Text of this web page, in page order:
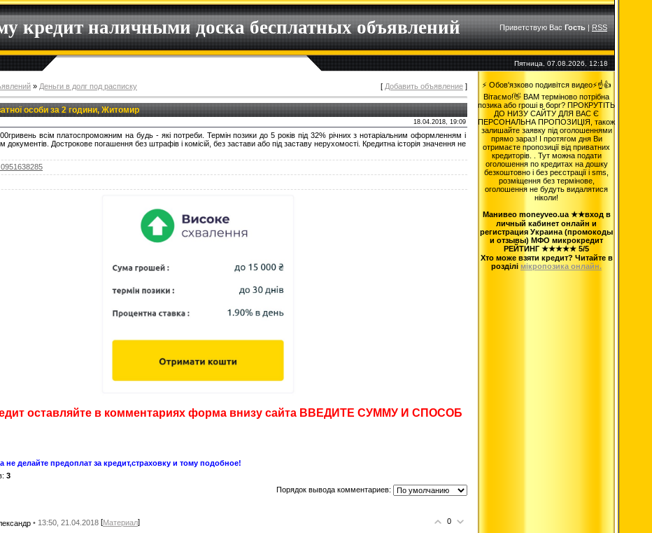
кредит наличными доска бесплатных объявлений Приветствую Вас Гость|RSS
Пятница, 07.08.2026, 12:18
» Деньги в долг под расписку [ Добавить объявление ]
особи за 2 години, Житомир
18.04.2018, 19:09
всім платоспроможним на будь - які потреби. Термін позики до 5 років під 32% річних з нотаріальним оформленням і
документів. Дострокове погашення без штрафів і комісій, без застави або під заставу нерухомості. Кредитна історія значення не
оставляйте в комментариях форма внизу сайта ВВЕДИТЕ СУММУ И СПОСОБ
не делайте предоплат за кредит,страховку и тому подобное!
: 3
Порядок вывода комментариев:
0
• 13:50, 21.04.2018 [Материал]
⚡ Обов'язково подивітся видео⚡☝️👍
Вітаємо!👋 ВАМ терміново потрібна
позика або гроші в борг? ПРОКРУТІТЬ
ДО НИЗУ САЙТУ ДЛЯ ВАС Є
ПЕРСОНАЛЬНА ПРОПОЗИЦІЯ, також
залишайте заявку під оголошеннями
прямо зараз! І протягом дня Ви
отримаєте пропозиції від приватних
кредиторів. . Тут можна подати
оголошення по кредитах на дошку
безкоштовно і без реєстрації і sms,
розміщення без термінове,
оголошення не будуть видалятися
ніколи!
Манивео moneyveo.ua ★★вход в
личный кабинет онлайн и
регистрация Украина (промокоды
и отзывы) МФО микрокредит
РЕЙТИНГ ★★★★★ 5/5
Хто може взяти кредит? Читайте в
розділі мікропозика онлайн.